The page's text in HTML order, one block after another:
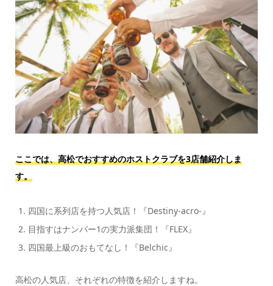
ここでは、高松でおすすめのホストクラブを3店舗紹介しま
す。
四国に系列店を持つ人気店！『Destiny-acro-』
目指すはナンバー1の実力派集団！『FLEX』
四国最上級のおもてなし！『Belchic』
高松の人気店、それぞれの特徴を紹介しますね。